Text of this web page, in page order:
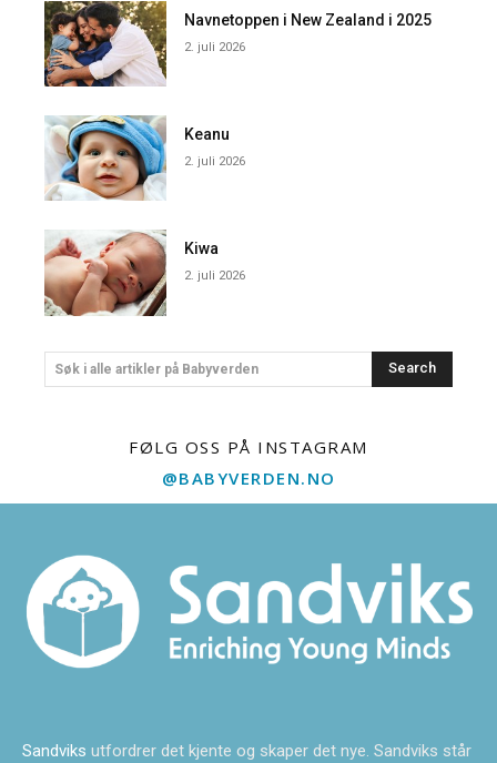
Navnetoppen i New Zealand i 2025
2. juli 2026
Keanu
2. juli 2026
Kiwa
2. juli 2026
Søk i alle artikler på Babyverden Search
FØLG OSS PÅ INSTAGRAM
@BABYVERDEN.NO
Sandviks utfordrer det kjente og skaper det nye. Sandviks står